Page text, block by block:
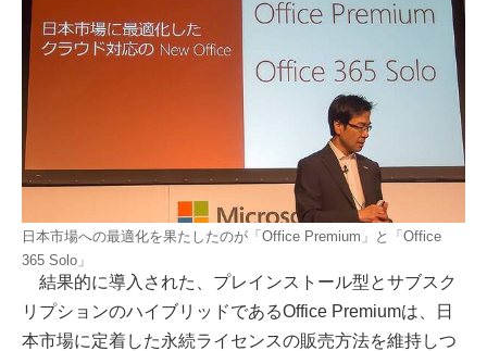
日本市場への最適化を果たしたのが「Office Premium」と「Office
365 Solo」
結果的に導入された、プレインストール型とサブスク
リプションのハイブリッドであるOffice Premiumは、日
本市場に定着した永続ライセンスの販売方法を維持しつ